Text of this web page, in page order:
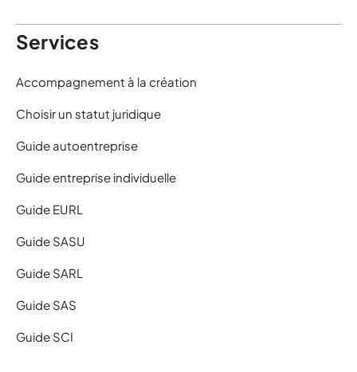
Services
Accompagnement à la création
Choisir un statut juridique
Guide autoentreprise
Guide entreprise individuelle
Guide EURL
Guide SASU
Guide SARL
Guide SAS
Guide SCI